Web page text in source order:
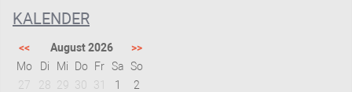
KALENDER
<< August 2026
>>
Mo
Di Mi Do Fr Sa So
27
28 29 30 31 1
2